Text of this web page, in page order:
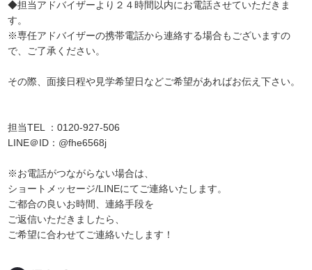
◆担当アドバイザーより２４時間以内にお電話させていただきま
す。
※専任アドバイザーの携帯電話から連絡する場合もございますの
で、ご了承ください。
その際、面接日程や見学希望日などご希望があればお伝え下さい。
担当TEL ：0120-927-506
LINE＠ID：@fhe6568j
※お電話がつながらない場合は、
ショートメッセージ/LINEにてご連絡いたします。
ご都合の良いお時間、連絡手段を
ご返信いただきましたら、
ご希望に合わせてご連絡いたします！